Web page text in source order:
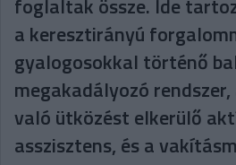
foglaltak össze. Ide
a keresztirányú
gyalogosokkal történő
megakadályozó
való ütközést elkerülő
asszisztens, és a